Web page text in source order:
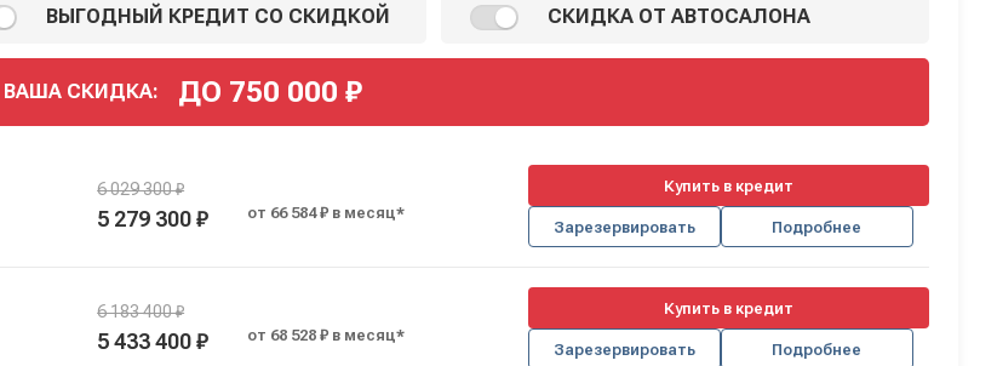
ВЫГОДНЫЙ КРЕДИТ СО СКИДКОЙ СКИДКА ОТ АВТОСАЛОНА
ВАША СКИДКА: ДО 750 000 ₽
6 029 300 ₽
5 279 300 ₽ от 66 584 ₽ в месяц*
Купить в кредит
Зарезервировать Подробнее
6 183 400 ₽
5 433 400 ₽ от 68 528 ₽ в месяц*
Купить в кредит
Зарезервировать Подробнее